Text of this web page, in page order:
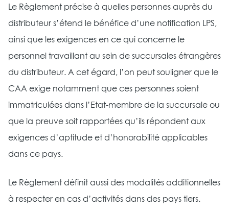
Le Règlement précise à quelles personnes auprès du
distributeur s’étend le bénéfice d’une notification LPS,
ainsi que les exigences en ce qui concerne le
personnel travaillant au sein de succursales étrangères
du distributeur. A cet égard, l’on peut souligner que le
CAA exige notamment que ces personnes soient
immatriculées dans l’Etat-membre de la succursale ou
que la preuve soit rapportées qu’ils répondent aux
exigences d’aptitude et d’honorabilité applicables
dans ce pays.
Le Règlement définit aussi des modalités additionnelles
à respecter en cas d’activités dans des pays tiers.